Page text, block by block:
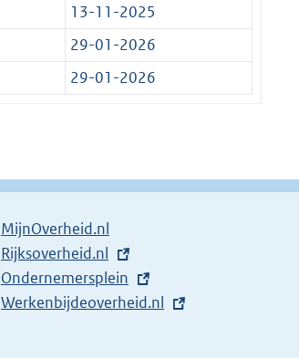
13-11-2025
29-01-2026
29-01-2026
MijnOverheid.nl
E
x
t
Rijksoverheid.nl
E
x
Ondernemersplein
E
Werkenbijdeoverheid.nl